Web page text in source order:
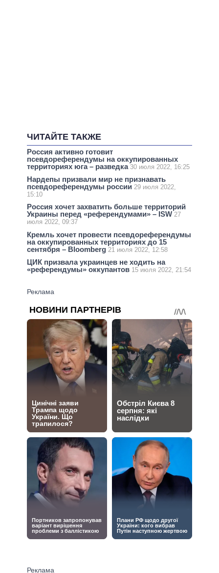
ЧИТАЙТЕ ТАКЖЕ
Россия активно готовит
псевдореферендумы на оккупированных
территориях юга – разведка 30 июля 2022, 16:25
Нардепы призвали мир не признавать
псевдореферендумы россии 29 июля 2022,
15:10
Россия хочет захватить больше территорий
Украины перед «референдумами» – ISW 27
июля 2022, 09:37
Кремль хочет провести псевдореферендумы
на оккупированных территориях до 15
сентября – Bloomberg 21 июля 2022, 12:58
ЦИК призвала украинцев не ходить на
«референдумы» оккупантов 15 июля 2022, 21:54